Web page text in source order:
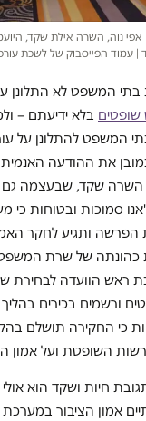
המשפט 2018: אפי נוה, השרה אילת
| עמוד הפייסבוק של לשכת
המשפט לא התלונן
בלא ידיעתם –
המשפט להתלונן על
את ההודעה האנמית
השרה שקד, שבעצמה
סמוכות ובטוחות כי
ותגיע לחקר האמת.
כהונתה של שרת
ראש הוועדה לבחירת
334 שופטים ורשמים בכירים
כי החקירה תושלם
השופטת ועל אמון
חיות ושקד הוא אולי
אמון הציבור